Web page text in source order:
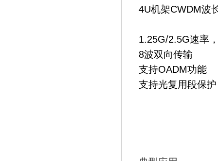
4U机架CWDM波
1.25G/2.5G速率
8波双向传输
支持OADM功能
支持光复用段保